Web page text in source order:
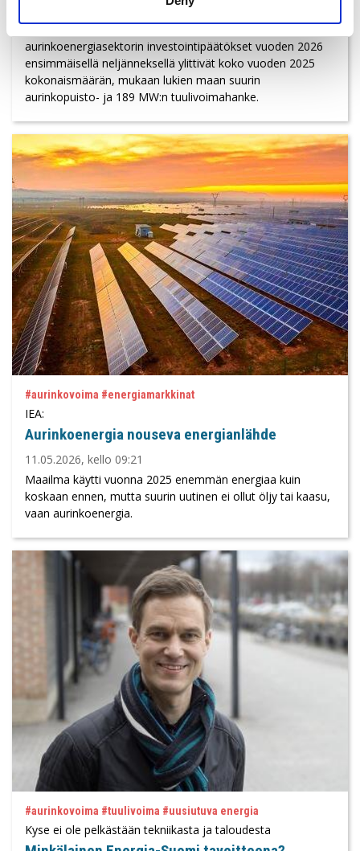
Akkujen varastointi laajenee, kun tuuli näyttää elpyvän
ensimmäisellä neljänneksellä. Ruotsin tuuli- ja
aurinkoenergiasektorin investointipäätökset vuoden 2026
ensimmäisellä neljänneksellä ylittivät koko vuoden 2025
kokonaismäärän, mukaan lukien maan suurin
aurinkopuisto- ja 189 MW:n tuulivoimahanke.
#aurinkovoima #energiamarkkinat
IEA:
Aurinkoenergia nouseva energianlähde
11.05.2026, kello 09:21
Maailma käytti vuonna 2025 enemmän energiaa kuin
koskaan ennen, mutta suurin uutinen ei ollut öljy tai kaasu,
vaan aurinkoenergia.
#aurinkovoima #tuulivoima #uusiutuva energia
Kyse ei ole pelkästään tekniikasta ja taloudesta